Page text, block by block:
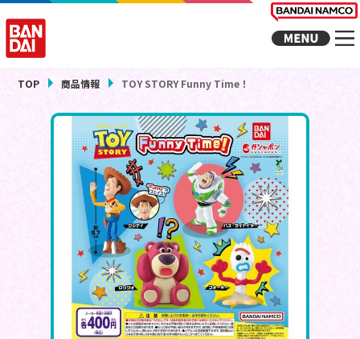
TOP 商品情報 TOY STORY Funny Time！